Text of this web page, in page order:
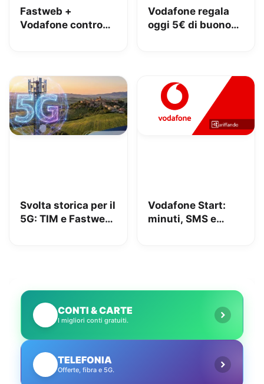
Fastweb +
Vodafone contro
Vodafone regala
oggi 5€ di buono
Svolta storica per il
5G: TIM e Fastweb
Vodafone Start:
minuti, SMS e
CONTI & CARTE
I migliori conti gratuiti.
TELEFONIA
Offerte, fibra e 5G.